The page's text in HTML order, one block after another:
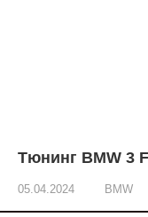
Тюнинг BMW 3
05.04.2024 BMW